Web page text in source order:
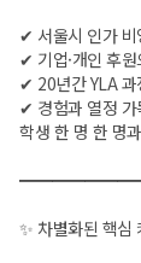
✔ 서울시 인가 비
✔ 기업·개인 후원
✔ 20년간 YLA 과
✔ 경험과 열정 가
학생 한 명 한 명
✨ 차별화된 핵심